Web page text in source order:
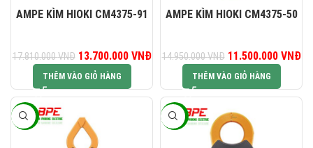
AMPE KÌM HIOKI CM4375-91
17.810.000VNĐ Giá gốc là: 17.810.000 VNĐ.
13.700.000 VNĐGiá hiện tại là: 13.700.000 VNĐ.
THÊM VÀO GIỎ HÀNG
AMPE KÌM HIOKI CM4375-50
14.950.000VNĐ
Giá gốc là:
14.950.000 VNĐ.
11.500.000 VNĐ
THÊM VÀO GIỎ HÀNG
-23% -23%